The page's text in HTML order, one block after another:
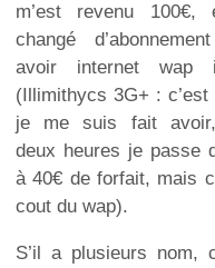
m’est revenu 100€,
changé
avoir internet wap
(Illimithycs 3G+ : c’est
je me suis fait
deux heures je passe
à 40€ de forfait, mais
cout du wap).
S’il a plusieurs nom,